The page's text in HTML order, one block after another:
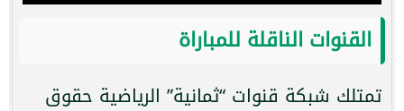
القنوات الناقلة للمباراة
تمتلك شبكة قنوات “ثمانية” الرياضية حقوق